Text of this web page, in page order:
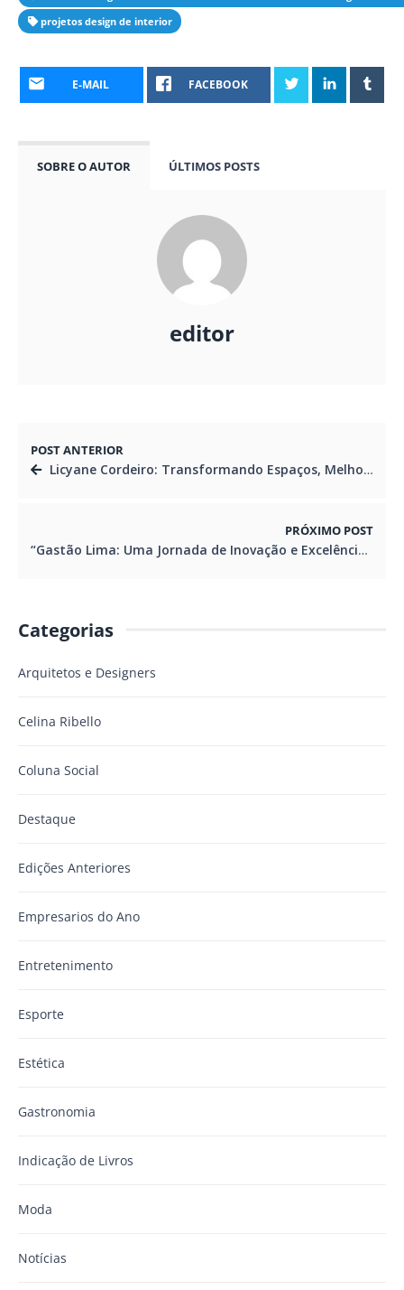
projetos design de interior
E-MAIL FACEBOOK
SOBRE O AUTOR ÚLTIMOS POSTS
editor
POST ANTERIOR
Licyane Cordeiro: Transformando Espaços, Melhorando Vidas
PRÓXIMO POST
“Gastão Lima: Uma Jornada de Inovação e Excelência na Arquitetura de Entretenimento
Categorias
Arquitetos e Designers
Celina Ribello
Coluna Social
Destaque
Edições Anteriores
Empresarios do Ano
Entretenimento
Esporte
Estética
Gastronomia
Indicação de Livros
Moda
Notícias